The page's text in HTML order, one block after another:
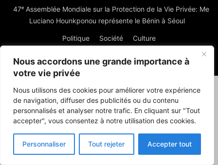
Nous accordons une grande importance à
votre vie privée
Nous utilisons des cookies pour améliorer votre expérience
de navigation, diffuser des publicités ou du contenu
personnalisés et analyser notre trafic. En cliquant sur "Tout
accepter", vous consentez à notre utilisation des cookies.
Personnaliser Tout rejeter Accepter tout
47ᵉ Assemblée Mondiale sur la Protection de la Vie Privée: Me
Luciano Hounkponou représente le Bénin à Séoul
Politique Société Culture
© Powered by digitXplus Francophone